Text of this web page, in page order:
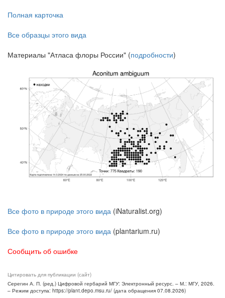
Полная карточка
Все образцы этого вида
Материалы "Атласа флоры России" (подробности)
Все фото в природе этого вида (iNaturalist.org)
Все фото в природе этого вида (plantarium.ru)
Сообщить об ошибке
Цитировать для публикации (сайт)
Серегин А. П. (ред.) Цифровой гербарий МГУ: Электронный ресурс. – М.: МГУ, 2026.
– Режим доступа: https://plant.depo.msu.ru/ (дата обращения 07.08.2026)